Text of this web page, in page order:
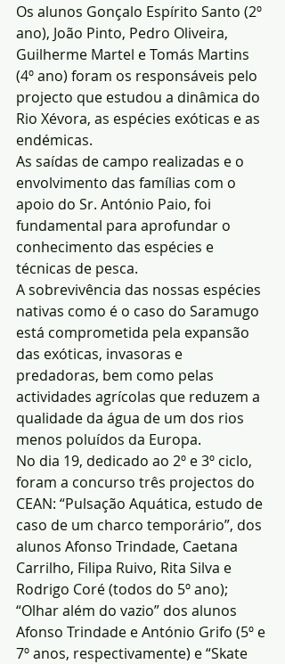
Os alunos Gonçalo Espírito Santo (2º
ano), João Pinto, Pedro Oliveira,
Guilherme Martel e Tomás Martins
(4º ano) foram os responsáveis pelo
projecto que estudou a dinâmica do
Rio Xévora, as espécies exóticas e as
endémicas.
As saídas de campo realizadas e o
envolvimento das famílias com o
apoio do Sr. António Paio, foi
fundamental para aprofundar o
conhecimento das espécies e
técnicas de pesca.
A sobrevivência das nossas espécies
nativas como é o caso do Saramugo
está comprometida pela expansão
das exóticas, invasoras e
predadoras, bem como pelas
actividades agrícolas que reduzem a
qualidade da água de um dos rios
menos poluídos da Europa.
No dia 19, dedicado ao 2º e 3º ciclo,
foram a concurso três projectos do
CEAN: “Pulsação Aquática, estudo de
caso de um charco temporário”, dos
alunos Afonso Trindade, Caetana
Carrilho, Filipa Ruivo, Rita Silva e
Rodrigo Coré (todos do 5º ano);
“Olhar além do vazio” dos alunos
Afonso Trindade e António Grifo (5º e
7º anos, respectivamente) e “Skate